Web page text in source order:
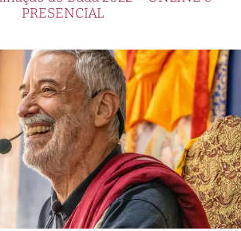
PRESENCIAL